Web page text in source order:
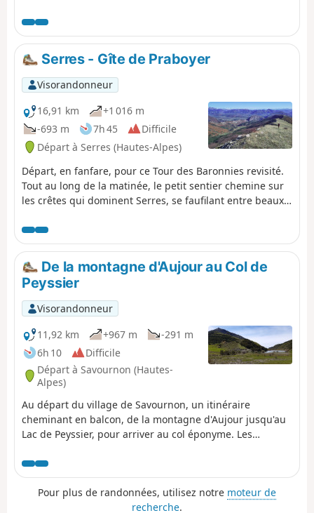
jusqu'au Col d'Aujour constitue le morceau de bravoure
de la journée avant de superbes panoramas plus doux
sur le Val de Durance. Un cheminement au travers de la
Forêt Domaniale d'Aujour et de très belles marnes noires
mène ensuite sur un apaisant plateau d'alpage et à la
fraicheur du superbe Lac de Peyssier. Une bien belle
mise en route !
Serres - Gîte de Praboyer
Visorandonneur
16,91 km
+1 016 m
-693 m
7h 45
Difficile
Départ à Serres (Hautes-Alpes)
Départ, en fanfare, pour ce Tour des Baronnies revisité.
Tout au long de la matinée, le petit sentier chemine sur
les crêtes qui dominent Serres, se faufilant entre beaux
Bouisse, le panorama sur les Baronnies et les sommets
alpins est à tomber par terre. Puis, entre le bucolique Col
d'Arron et l'arrivée, le chemin progresse délicieusement,
en balcon, sous la Montagne de l'Aup. Pour finir, le gîte
de Praboyer se trouve en pleine nature.
De la montagne d'Aujour au Col de
Peyssier
Visorandonneur
11,92 km
+967 m
-291 m
6h 10
Difficile
Départ à Savournon (Hautes-
Alpes)
Au départ du village de Savournon, un itinéraire
cheminant en balcon, de la montagne d'Aujour jusqu'au
Lac de Peyssier, pour arriver au col éponyme. Les
récompenses d'une montée raide mais ombragée.
Pour plus de randonnées, utilisez notre moteur de
recherche.